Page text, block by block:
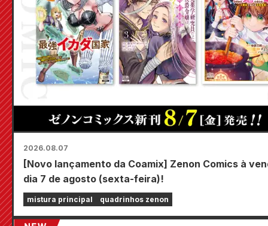
2026.08.07
[Novo lançamento da Coamix] Zenon Comics à
dia 7 de agosto (sexta-feira)!
mistura principal quadrinhos zenon